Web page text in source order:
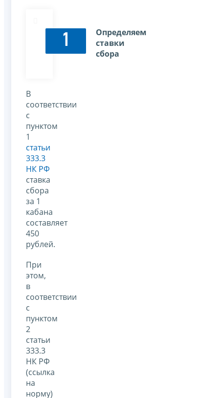
1
Определяем
ставки
сбора
В
соответствии
с
пунктом
1
статьи
333.3
НК РФ
ставка
сбора
за 1
кабана
составляет
450
рублей.
При
этом,
в
соответствии
с
пунктом
2
статьи
333.3
НК РФ
(ссылка
на
норму)